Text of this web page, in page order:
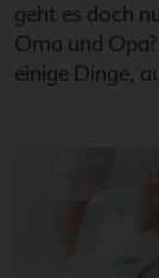
geht es doch
Oma und
einige Dinge,